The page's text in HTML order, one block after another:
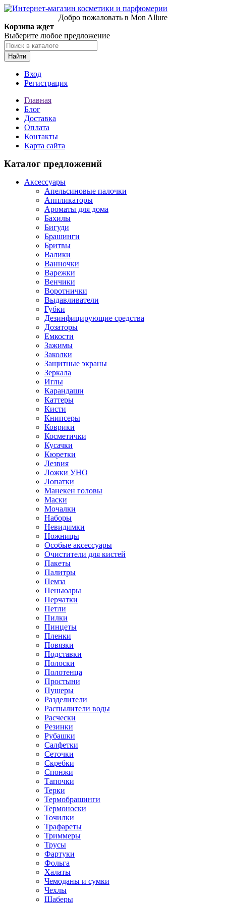
Добро пожаловать в Mon Allure
Корзина ждет
Выберите любое предложение
Найти
Вход
Регистрация
Главная
Блог
Доставка
Оплата
Контакты
Карта сайта
Каталог предложений
Аксессуары
Апельсиновые палочки
Аппликаторы
Ароматы для дома
Бахилы
Бигуди
Брашинги
Бритвы
Валики
Ванночки
Варежки
Венчики
Воротнички
Выдавливатели
Губки
Дезинфицирующие средства
Дозаторы
Емкости
Зажимы
Заколки
Защитные экраны
Зеркала
Иглы
Карандаши
Каттеры
Кисти
Книпсеры
Коврики
Косметички
Кусачки
Кюретки
Лезвия
Ложки УНО
Лопатки
Манекен головы
Маски
Мочалки
Наборы
Невидимки
Ножницы
Особые аксессуары
Очистители для кистей
Пакеты
Палитры
Пемза
Пеньюары
Перчатки
Петли
Пилки
Пинцеты
Пленки
Повязки
Подставки
Полоски
Полотенца
Простыни
Пушеры
Разделители
Распылители воды
Расчески
Резинки
Рубашки
Салфетки
Сеточки
Скребки
Спонжи
Тапочки
Терки
Термобрашинги
Термоноски
Точилки
Трафареты
Триммеры
Трусы
Фартуки
Фольга
Халаты
Чемоданы и сумки
Чехлы
Шаберы